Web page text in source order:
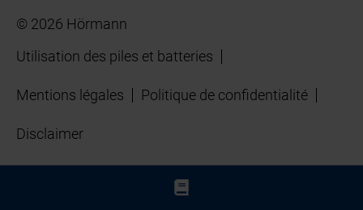
© 2026 Hörmann
Utilisation des piles et batteries
Mentions légales Politique de confidentialité
Disclaimer